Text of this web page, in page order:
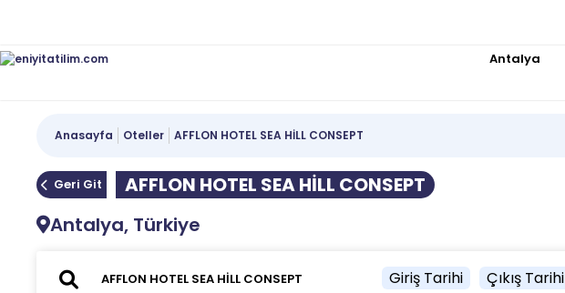
Antalya
Anasayfa Oteller AFFLON HOTEL SEA HİLL CONSEPT
Geri Git
AFFLON HOTEL SEA HİLL CONSEPT
Antalya, Türkiye
Giriş Tarihi Çıkış Tarihi